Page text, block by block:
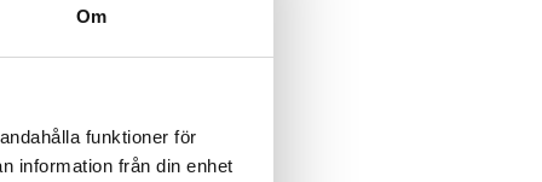
Om
funktioner för
information från din enhet
2011-05-31